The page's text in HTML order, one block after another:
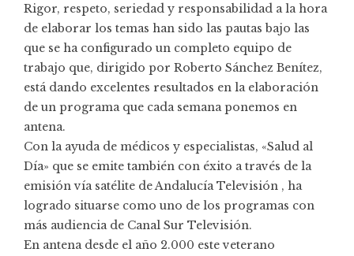
Rigor, respeto, seriedad y responsabilidad a la hora
de elaborar los temas han sido las pautas bajo las
que se ha configurado un completo equipo de
trabajo que, dirigido por Roberto Sánchez Benítez,
está dando excelentes resultados en la elaboración
de un programa que cada semana ponemos en
antena.
Con la ayuda de médicos y especialistas, «Salud al
Día» que se emite también con éxito a través de la
emisión vía satélite de Andalucía Televisión , ha
logrado situarse como uno de los programas con
más audiencia de Canal Sur Televisión.
En antena desde el año 2.000 este veterano